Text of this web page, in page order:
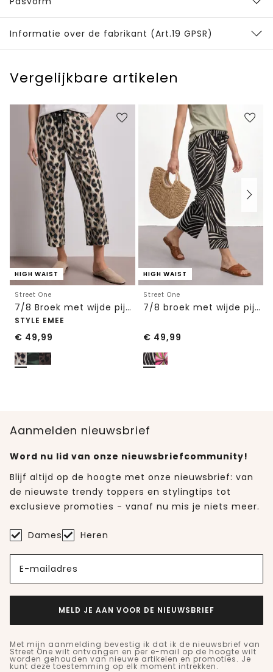
Informatie over de fabrikant (Art.19 GPSR)
Vergelijkbare artikelen
HIGH WAIST
Street One
7/8 Broek met wijde pijpen in Loose Fit met print
STYLE EMEE
€ 49,99
HIGH WAIST
Street One
7/8 broek met wijde pijpen in Loose Fit
€ 49,99
Aanmelden nieuwsbrief
Word nu lid van onze nieuwsbriefcommunity!
Blijf altijd op de hoogte met onze nieuwsbrief: van
de nieuwste trendy toppers en stylingtips tot
exclusieve promoties - vanaf nu mis je niets meer.
Dames Heren
E-mailadres
MELD JE AAN VOOR DE NIEUWSBRIEF
Met mijn aanmelding bevestig ik dat ik de nieuwsbrief van
Street One wilt ontvangen en per e-mail op de hoogte wilt
worden gehouden van nieuwe artikelen en promoties. Je
kunt deze toestemming op elk moment intrekken.